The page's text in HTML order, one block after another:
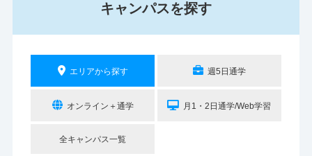
キャンパスを探す
エリアから探す 週5日通学
オンライン＋通学 月1・2日通学/Web学習
全キャンパス一覧